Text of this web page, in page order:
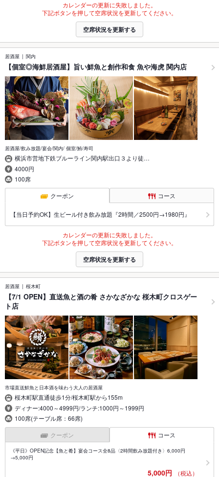
カレンダーの更新に失敗しました。
下記ボタンを押して空席状況を更新してください。
空席状況を更新する
居酒屋 関内
【個室◎海鮮居酒屋】旨い鮮魚と創作和食 魚や海虎 関内店
居酒屋/飲み放題/宴会/関内/ 個室/鮪/寿司
横浜市営地下鉄ブルーライン関内駅出口３より徒…
4000円
100席
クーポン コース
【当日予約OK】生ビール付き飲み放題『2時間／2500円→1980円』
カレンダーの更新に失敗しました。
下記ボタンを押して空席状況を更新してください。
空席状況を更新する
居酒屋 桜木町
【7/1 OPEN】直送魚と酒の肴 さかなざかな 桜木町クロスゲー
ト店
市場直送鮮魚と日本酒を味わう大人の居酒屋
桜木町駅直通徒歩1分/桜木町駅から155m
ディナー:4000～4999円/ランチ:1000円～1999円
100席(テーブル席：66席)
クーポン コース
《平日》OPEN記念【魚と肴】宴会コース全8品〈2時間飲み放題付き〉6,000円
→5,000円
5,000円 （税込）